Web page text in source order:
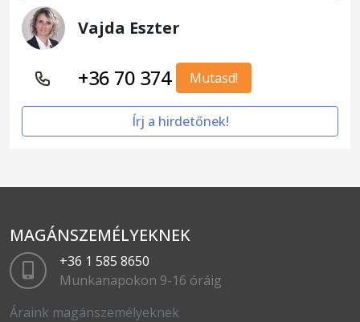
Vajda Eszter
+36 70 374 Mutasd!
Írj a hirdetőnek!
MAGÁNSZEMÉLYEKNEK
+36 1 585 8650
Munkanapokon 9-16 óráig
Áraink magánszemélyeknek